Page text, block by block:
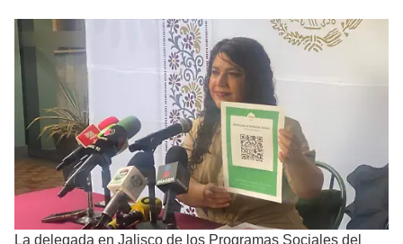
La delegada en Jalisco de los Programas Sociales del